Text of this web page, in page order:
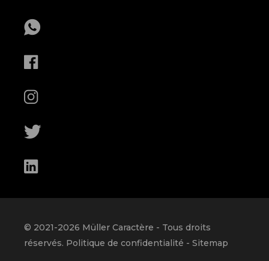
© 2021-2026 Müller Caractère - Tous droits
réservés. Politique de confidentialité -Sitemap